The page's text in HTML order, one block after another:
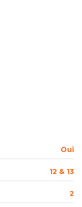
Oui
12 & 13
2